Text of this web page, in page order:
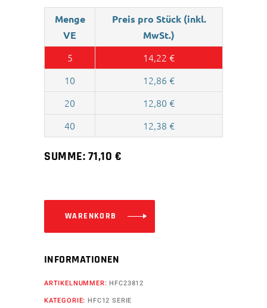
Menge
VE
Preis pro Stück (inkl.
MwSt.)
5 14,22 €
10
12,86 €
20
12,80 €
40
12,38 €
SUMME:71,10 €
WARENKORB
INFORMATIONEN
ARTIKELNUMMER:HFC23812
KATEGORIE:HFC12 SERIE